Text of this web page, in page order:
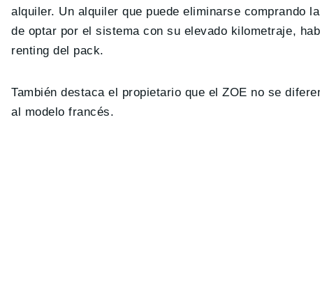
alquiler. Un alquiler que puede eliminarse comprando
de optar por el sistema con su elevado kilometraje,
renting del pack.
También destaca el propietario que el ZOE no se
al modelo francés.